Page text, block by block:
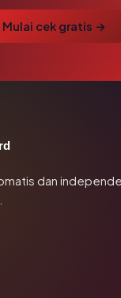
Mulai cek gratis →
dan